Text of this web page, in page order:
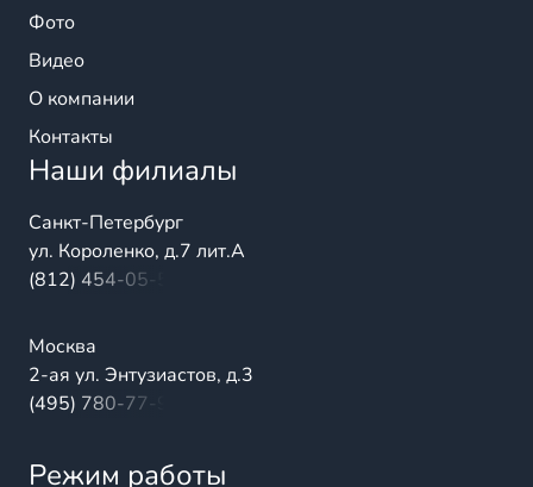
Фото
Видео
О компании
Контакты
Наши филиалы
Санкт-Петербург
ул. Короленко, д.7 лит.А
(812) 454-05-54
Москва
2-ая ул. Энтузиастов, д.3
(495) 780-77-98
Режим работы